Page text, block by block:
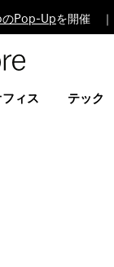
のPop-Upを開催
Design
フィス テック